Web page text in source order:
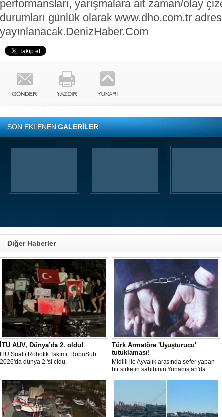
performansları, yarışmalara ait zaman/olay
durumları günlük olarak www.dho.com.tr
yayınlanacak.DenizHaber.Com
SON EKLENENGALERİLER
Diğer Haberler
İTU AUV, Dünya’da 2. oldu!
İTÜ Sualtı Robotik Takımı, RoboSub
2026'da dünya 2.'si oldu.
Türk Armatöre 'Uyuşturucu'
tutuklaması!
Midilli ile Ayvalık arasında sefer yapan
bir şirketin sahibinin Yunanistan'da
tutuklandığı bildirildi.